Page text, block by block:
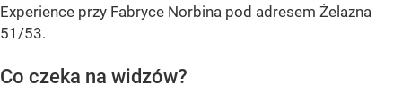
Experience przy Fabryce Norbina pod adresem Żelazna
51/53.
Co czeka na widzów?